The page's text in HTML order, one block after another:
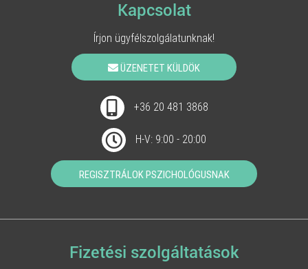
Kapcsolat
Írjon ügyfélszolgálatunknak!
ÜZENETET KÜLDÖK
+36 20 481 3868
H-V: 9:00 - 20:00
REGISZTRÁLOK PSZICHOLÓGUSNAK
Fizetési szolgáltatások